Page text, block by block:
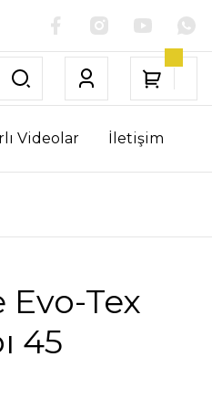
Videolar İletişim
Tex
45